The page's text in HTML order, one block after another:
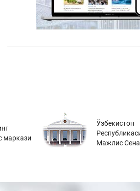
маркази
Ўзбекистон
Мажлис